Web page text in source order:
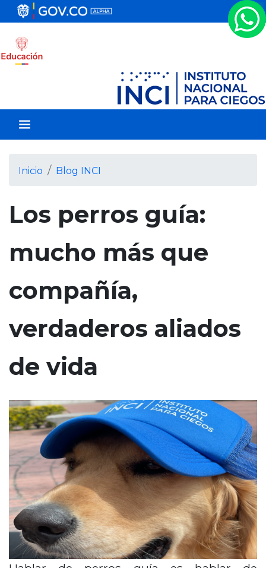
a
a
l
c
d
o
r
i
c
p
a
Inicio Blog INCI
Los perros guía:
mucho más que
compañía,
verdaderos aliados
de vida